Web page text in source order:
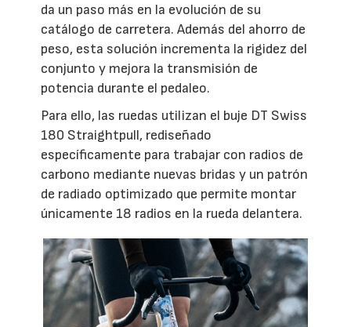
da un paso más en la evolución de su
catálogo de carretera. Además del ahorro de
peso, esta solución incrementa la rigidez del
conjunto y mejora la transmisión de
potencia durante el pedaleo.
Para ello, las ruedas utilizan el buje DT Swiss
180 Straightpull, rediseñado
específicamente para trabajar con radios de
carbono mediante nuevas bridas y un patrón
de radiado optimizado que permite montar
únicamente 18 radios en la rueda delantera.